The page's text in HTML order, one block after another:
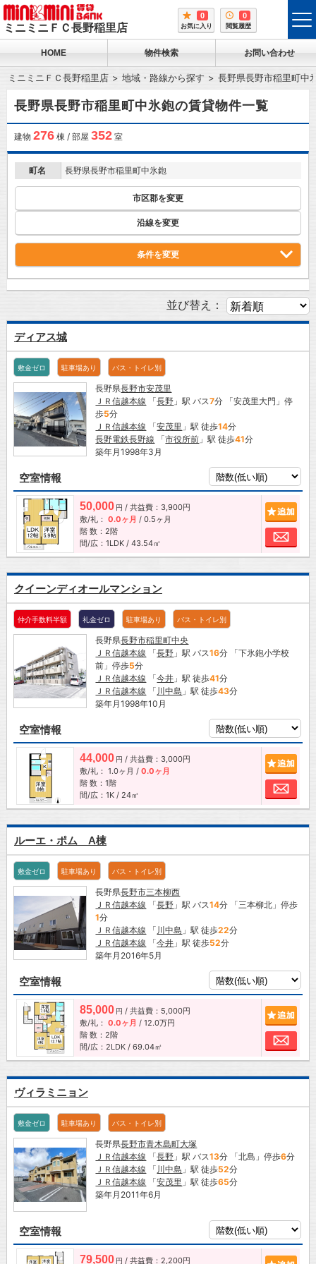
ミニミニＦＣ長野稲里店
0
お気に入り
0
閲覧履歴
HOME 物件検索 お問い合わせ
ミニミニＦＣ長野稲里店 地域・路線から探す 長野県長野市稲里町中
長野県長野市稲里町中氷鉋の賃貸物件一覧
建物 276棟 / 部屋 352室
町名 長野県長野市稲里町中氷鉋
市区郡を変更
沿線を変更
条件を変更
並び替え：
ディアス城
敷金ゼロ 駐車場あり バス・トイレ別
長野県長野市安茂里
ＪＲ信越本線 「長野 」駅 バス7分 「安茂里大門」停
歩5分
ＪＲ信越本線 「安茂里 」駅 徒歩14分
長野電鉄長野線 「市役所前 」駅 徒歩41分
築年月1998年3月
空室情報
50,000 円 / 共益費：3,900円
敷/礼： 0.0ヶ月 / 0.5ヶ月
階 数：2階
間/広：1LDK / 43.54㎡
お
クイーンディオールマンション
仲介手数料半額 礼金ゼロ 駐車場あり バス・トイレ別
長野県長野市稲里町中央
ＪＲ信越本線 「長野 」駅 バス16分 「下氷鉋小学校
前」停歩5分
ＪＲ信越本線 「今井 」駅 徒歩41分
ＪＲ信越本線 「 川中島 」駅 徒歩43分
築年月1998年10月
空室情報
44,000 円 / 共益費：3,000円
敷/礼： 1.0ヶ月 / 0.0ヶ月
階 数：1階
間/広：1K / 24㎡
お
ルーエ・ポム A棟
敷金ゼロ 駐車場あり バス・トイレ別
長野県長野市三本柳西
ＪＲ信越本線 「長野 」駅 バス14分 「三本柳北」停歩
1分
ＪＲ信越本線 「 川中島 」駅 徒歩22分
ＪＲ信越本線 「今井 」駅 徒歩52分
築年月2016年5月
空室情報
85,000 円 / 共益費：5,000円
敷/礼： 0.0ヶ月 / 12.0万円
階 数：2階
間/広：2LDK / 69.04㎡
お
ヴィラミニョン
敷金ゼロ 駐車場あり バス・トイレ別
長野県長野市青木島町大塚
ＪＲ信越本線 「長野 」駅 バス13分 「北島」停歩6分
ＪＲ信越本線 「 川中島 」駅 徒歩52分
ＪＲ信越本線 「安茂里 」駅 徒歩65分
築年月2011年6月
空室情報
79,500 円 / 共益費：2,200円